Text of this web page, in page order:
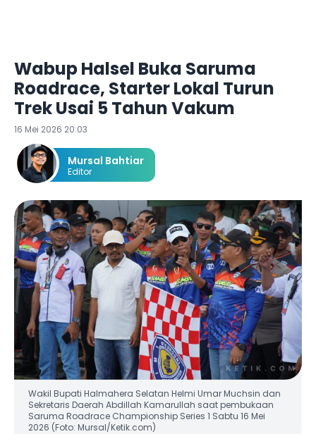
Wabup Halsel Buka Saruma
Roadrace, Starter Lokal Turun
Trek Usai 5 Tahun Vakum
16 Mei 2026 20:03
Mursal Bahtiar
Editor
Wakil Bupati Halmahera Selatan Helmi Umar Muchsin dan
Sekretaris Daerah Abdillah Kamarullah saat pembukaan
Saruma Roadrace Championship Series 1 Sabtu 16 Mei
2026 (Foto: Mursal/Ketik.com)